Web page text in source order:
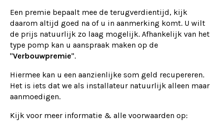
Een premie bepaalt mee de terugverdientijd, kijk
daarom altijd goed na of u in aanmerking komt. U wilt
de prijs natuurlijk zo laag mogelijk. Afhankelijk van het
type pomp kan u aanspraak maken op de
"Verbouwpremie".
Hiermee kan u een aanzienlijke som geld recupereren.
Het is iets dat we als installateur natuurlijk alleen maar
aanmoedigen.
Kijk voor meer informatie & alle voorwaarden op: